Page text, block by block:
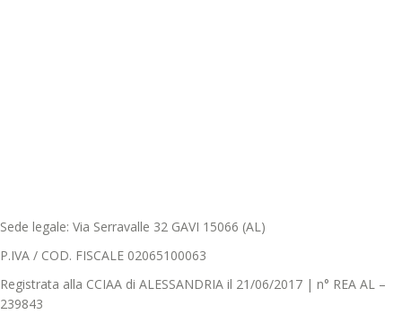
Sede legale: Via Serravalle 32 GAVI 15066 (AL)
P.IVA / COD. FISCALE 02065100063
Registrata alla CCIAA di ALESSANDRIA il 21/06/2017 | n° REA AL –
239843